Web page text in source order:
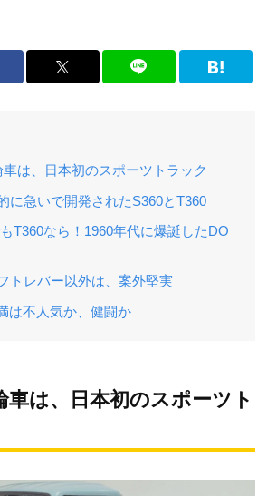
は、日本初のスポーツトラック
に急いで開発されたS360とT360
T360なら！1960年代に爆誕したDO
トレバー以外は、案外堅実
は不人気か、健闘か
車は、日本初のスポーツト